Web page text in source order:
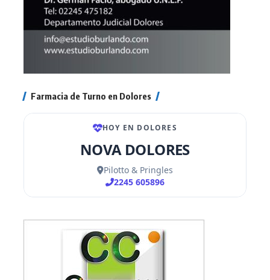
Farmacia de Turno en Dolores